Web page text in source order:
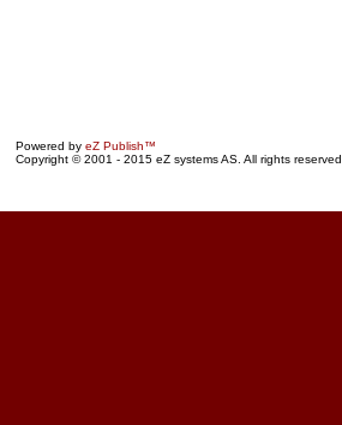
Powered by eZ Publish™
Copyright © 2001 - 2015 eZ systems AS. All rights reserved.